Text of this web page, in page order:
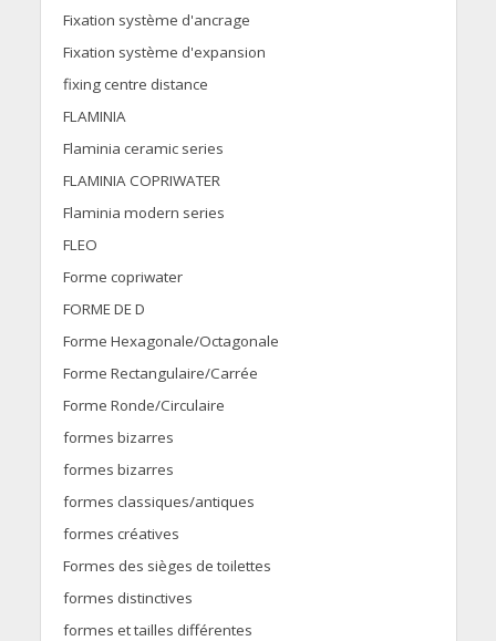
Fixation système d'ancrage
Fixation système d'expansion
fixing centre distance
FLAMINIA
Flaminia ceramic series
FLAMINIA COPRIWATER
Flaminia modern series
FLEO
Forme copriwater
FORME DE D
Forme Hexagonale/Octagonale
Forme Rectangulaire/Carrée
Forme Ronde/Circulaire
formes bizarres
formes bizarres
formes classiques/antiques
formes créatives
Formes des sièges de toilettes
formes distinctives
formes et tailles différentes